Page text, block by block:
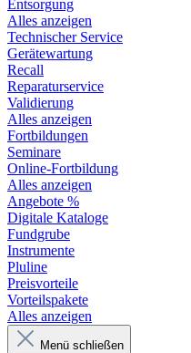
Entsorgung
Alles anzeigen
Technischer Service
Gerätewartung
Recall
Reparaturservice
Validierung
Alles anzeigen
Fortbildungen
Seminare
Online-Fortbildung
Alles anzeigen
Angebote %
Digitale Kataloge
Fundgrube
Instrumente
Pluline
Preisvorteile
Vorteilspakete
Alles anzeigen
Menü schließen